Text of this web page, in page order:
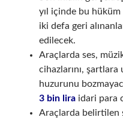
yıl içinde bu hüküm
iki defa geri
edilecek.
Araçlarda ses,
cihazlarını,
huzurunu
3 bin liraidari para
Araçlarda belirtilen